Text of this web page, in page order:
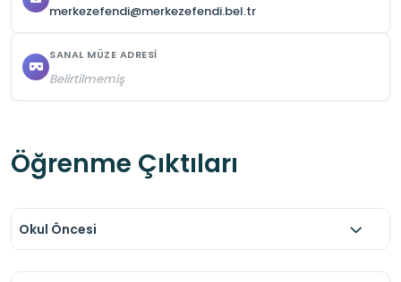
merkezefendi@merkezefendi.bel.tr
SANAL MÜZE ADRESI
Belirtilmemiş
Öğrenme Çıktıları
Okul Öncesi